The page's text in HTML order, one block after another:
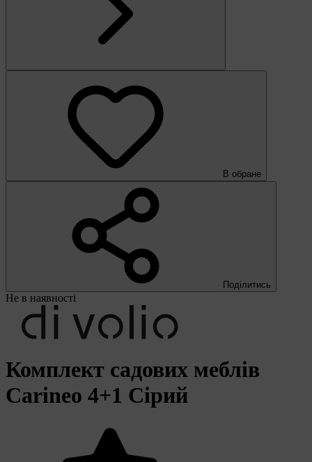
В обране
Поділитись
Не в наявності
Комплект садових меблів
Carineo 4+1 Сірий